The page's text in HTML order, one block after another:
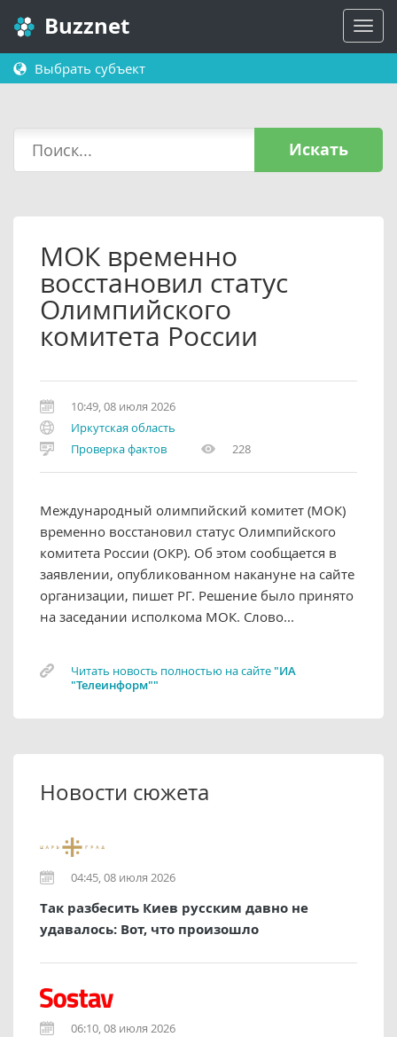
Buzznet
Выбрать субъект
Искать
МОК временно
восстановил статус
Олимпийского
комитета России
10:49, 08 июля 2026
Иркутская область
Проверка фактов
228
Международный олимпийский комитет (МОК)
временно восстановил статус Олимпийского
комитета России (ОКР). Об этом сообщается в
заявлении, опубликованном накануне на сайте
организации, пишет РГ. Решение было принято
на заседании исполкома МОК. Слово...
Читать новость полностью на сайте"ИА
"Телеинформ""
Новости сюжета
04:45, 08 июля 2026
Так разбесить Киев русским давно не
удавалось: Вот, что произошло
06:10, 08 июля 2026